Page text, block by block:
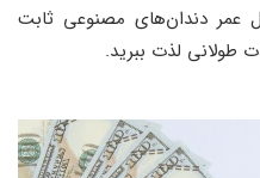
عمر دندان‌های مصنوعی ثابت
طولانی لذت ببرید.